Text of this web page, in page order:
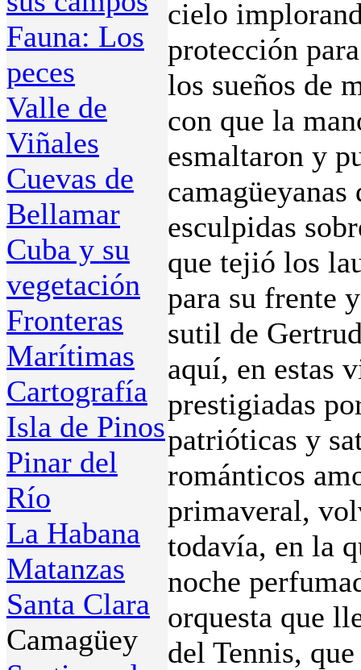
Fauna: Los
peces
Valle de
Viñales
Cuevas de
Bellamar
Cuba y su
vegetación
Fronteras
Marítimas
Cartografía
Isla de Pinos
Pinar del
Río
La Habana
Matanzas
Santa Clara
Camagüey
cielo
protección
los sueños de
con que la
esmaltaron y
esculpidas
que tejió los
para su frente
sutil de
aquí, en estas
prestigiadas
patrióticas y
románticos
primaveral,
todavía, en la
noche
orquesta que
del Tennis,